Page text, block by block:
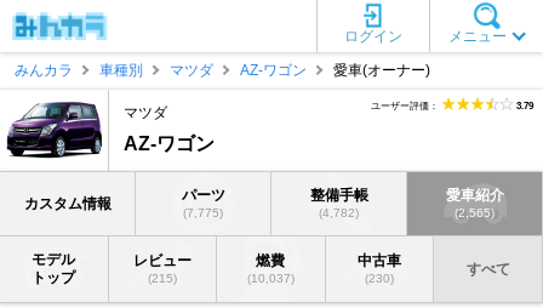
メニュー
ログイン
みんカラ
車種別 マツダ AZ-ワゴン 愛車(オーナー)
マツダ
AZ-ワゴン
ユーザー評価： 3.79
カスタム情報 パーツ
(7,775)
整備手帳
(4,782)
愛車紹介
(2,565)
モデル
トップ
レビュー
(215)
燃費
(10,037)
中古車
(230)
すべて